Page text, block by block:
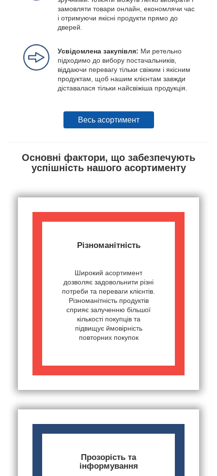
замовляти товари онлайн, економлячи час
і отримуючи якісні продукти прямо до
дверей.
Усвідомлена закупівля: Ми ретельно
підходимо до вибору постачальників,
віддаючи перевагу тільки свіжим і якісним
продуктам, щоб нашим клієнтам завжди
діставалася тільки найсвіжіша продукція.
Весь асортимент
Основні фактори, що забезпечують
успішність нашого асортименту
Різноманітність
Широкий асортимент
дозволяє задовольнити різні
потреби та переваги клієнтів.
Різноманітність продуктів
сприяє залученню більшої
кількості покупців та
підвищує ймовірність
повторних покупок
Прозорість та
інформування